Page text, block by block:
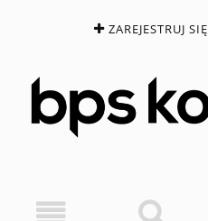
ZAREJESTRUJ SIĘ